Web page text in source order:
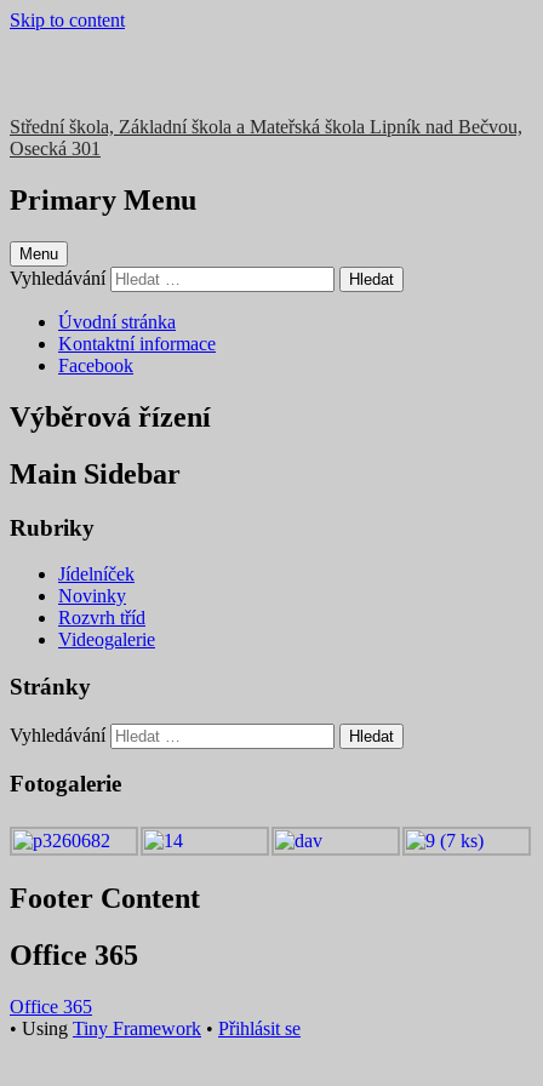
Skip to content
Střední škola, Základní škola a Mateřská škola Lipník nad Bečvou,
Osecká 301
Primary Menu
Menu
Vyhledávání
Úvodní stránka
Kontaktní informace
Facebook
Výběrová řízení
Main Sidebar
Rubriky
Jídelníček
Novinky
Rozvrh tříd
Videogalerie
Stránky
Vyhledávání
Fotogalerie
Footer Content
Office 365
Office 365
• Using Tiny Framework • Přihlásit se